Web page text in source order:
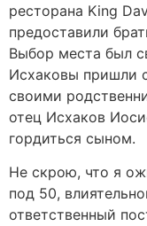
ресторана King
предоставили
Выбор места был
Исхаковы пришли
своими
отец Исхаков
гордиться сыном.
Не скрою, что я
под 50,
ответственный